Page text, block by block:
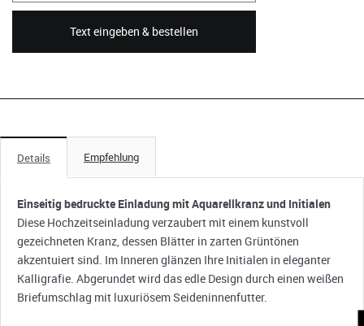
Text eingeben & bestellen
Details Empfehlung
Einseitig bedruckte Einladung mit Aquarellkranz und Initialen
Diese Hochzeitseinladung verzaubert mit einem kunstvoll
gezeichneten Kranz, dessen Blätter in zarten Grüntönen
akzentuiert sind. Im Inneren glänzen Ihre Initialen in eleganter
Kalligrafie. Abgerundet wird das edle Design durch einen weißen
Briefumschlag mit luxuriösem Seideninnenfutter.